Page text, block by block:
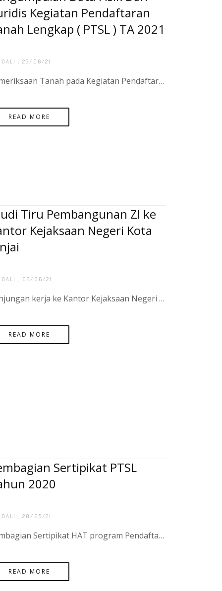
Kegiatan Pendaftaran
Lengkap ( PTSL ) TA 2021
, 23/06/21
Pemeriksaan Tanah pada Kegiatan Pendaftaran Tanah Sistematis Lengkap (PTSL) Tahun 2021 yang di laksankan di desa Penutuk dan Desa Tanjung Labu di pulau Lepar yang di hadiri oleh bapak Agung Basuki, S.ST.,M.H Selaku Kepala Kantor Pertanahan Kabupaten Bangk
READ MORE
Tiru Pembangunan ZI ke
Kejaksaan Negeri Kota
, 02/06/21
kunjungan kerja ke Kantor Kejaksaan Negeri Kota Binjai dalam rangka Studi Tiru Pembangunan Zona Integritas pada Kantor Pertanahan Kota Binjai
READ MORE
Sertipikat PTSL
2020
, 20/05/21
Pembagian Sertipikat HAT program Pendaftaran Tanah Sistematis Lengkap (PTSL) sebanyak 200 Sertipikat di desa Rindik Kecamatan Toboali, Kota Binjai
READ MORE